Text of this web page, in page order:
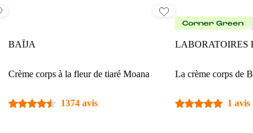
BAÏJA
Crème corps à la fleur de tiaré Moana
1374 avis
Corner Green
LABORATOIRES
La crème corps de
1 avis